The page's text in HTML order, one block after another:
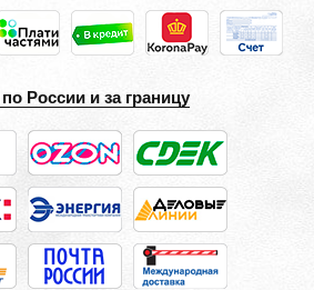
России и за границу